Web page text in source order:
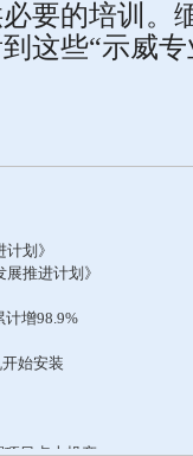
要的培训。
这些“示威专